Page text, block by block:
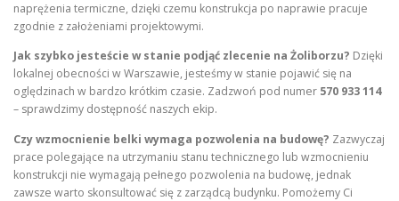
naprężenia termiczne, dzięki czemu konstrukcja po naprawie pracuje
zgodnie z założeniami projektowymi.
Jak szybko jesteście w stanie podjąć zlecenie na Żoliborzu? Dzięki
lokalnej obecności w Warszawie, jesteśmy w stanie pojawić się na
oględzinach w bardzo krótkim czasie. Zadzwoń pod numer 570 933 114
– sprawdzimy dostępność naszych ekip.
Czy wzmocnienie belki wymaga pozwolenia na budowę? Zazwyczaj
prace polegające na utrzymaniu stanu technicznego lub wzmocnieniu
konstrukcji nie wymagają pełnego pozwolenia na budowę, jednak
zawsze warto skonsultować się z zarządcą budynku. Pomożemy Ci